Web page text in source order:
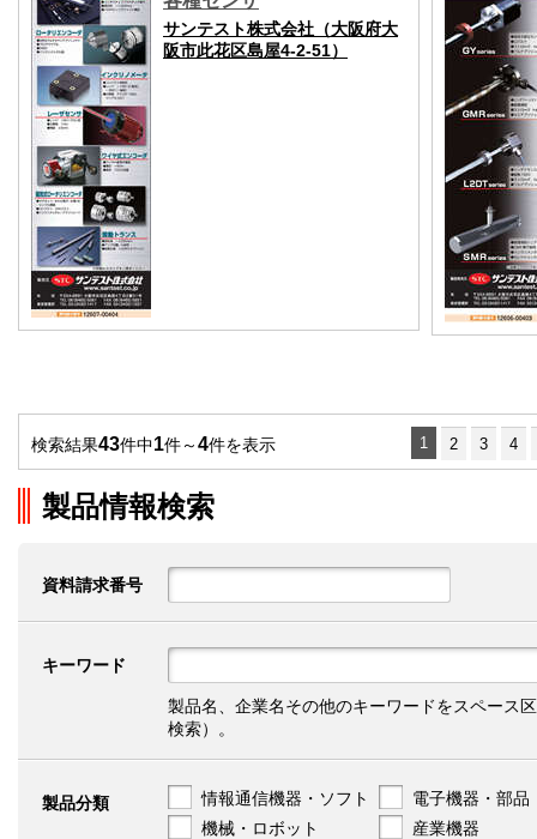
サンテスト株式会社（大阪府大
阪市此花区島屋4-2-51）
検索結果43件中1件～4件を表示 1 2 3 4
製品情報検索
資料請求番号
キーワード
製品名、企業名その他のキーワードをスペース
検索）。
製品分類 情報通信機器・ソフト
電子機器・部品
機械・ロボット
産業機器